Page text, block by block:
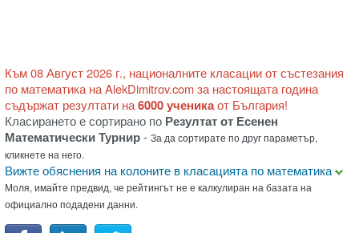
Към 08 Август 2026 г., националните класации от състезания
по математика на AlekDimitrov.com за настоящата година
съдържат резултати на6000 ученикаот България!
Класирането е сортирано по Резултат от Есенен
Математически Турнир- За да сортирате по друг параметър,
кликнете на него.
Вижте обяснения на колоните в класацията по математика
Моля, имайте предвид, че рейтингът не е калкулиран на базата на
официално подадени данни.